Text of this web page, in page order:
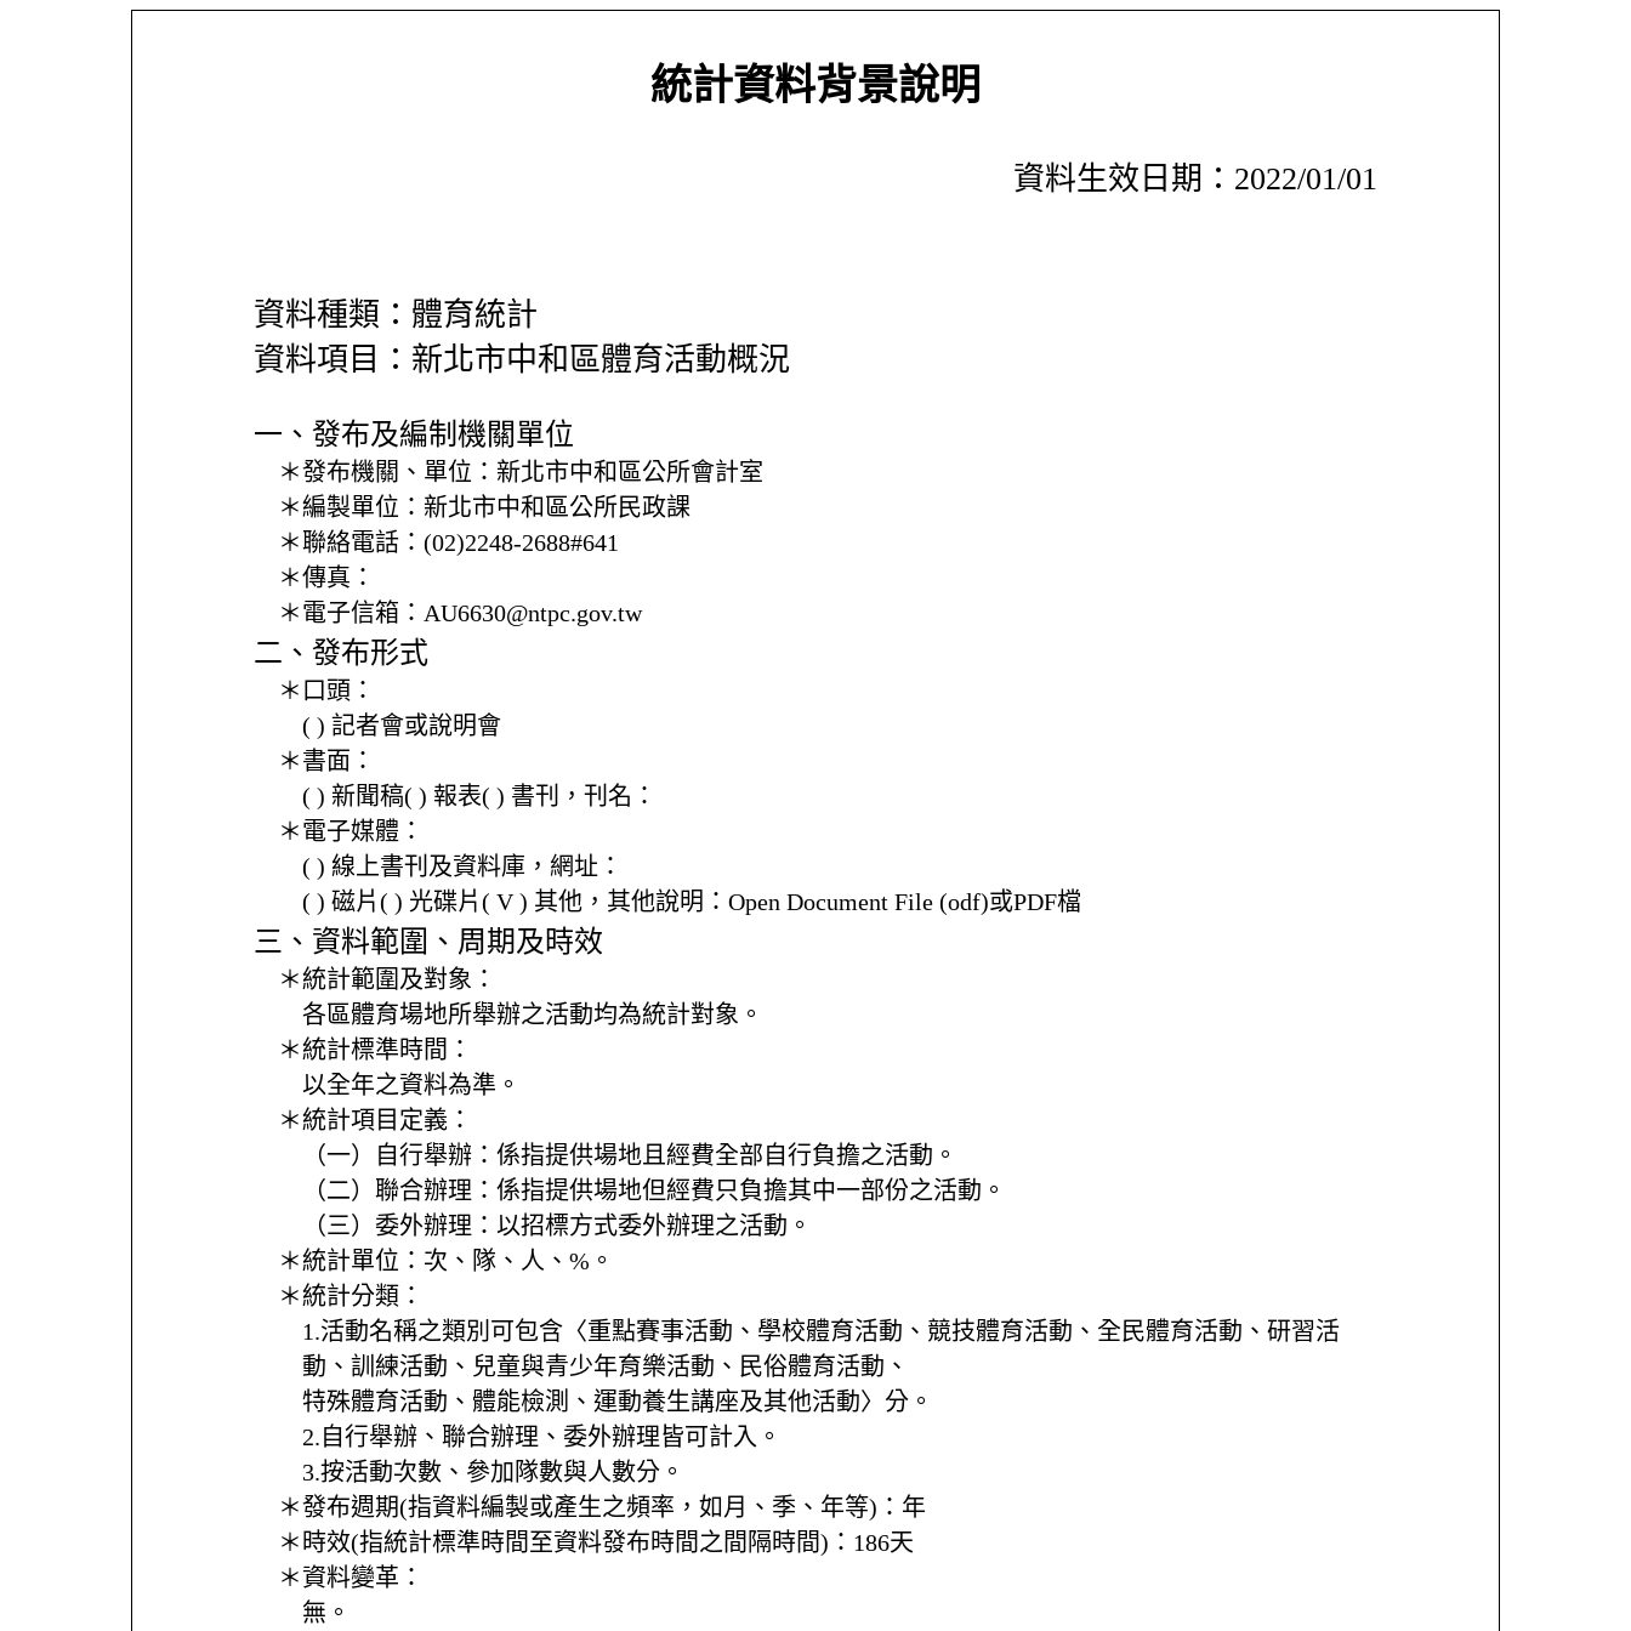
統計資料背景說明
資料生效日期：2022/01/01
資料種類：體育統計
資料項目：新北市中和區體育活動概況
一、發布及編制機關單位
＊發布機關、單位： 新北市中和區公所會計室
＊編製單位： 新北市中和區公所民政課
＊聯絡電話： (02)2248-2688#641
＊傳真：
＊電子信箱： AU6630@ntpc.gov.tw
二、發布形式
＊口頭：
( ) 記者會或說明會
＊書面：
( ) 新聞稿( ) 報表( ) 書刊，刊名：
＊電子媒體：
( ) 線上書刊及資料庫，網址：
( ) 磁片( ) 光碟片( V ) 其他， 其他說明： Open Document File (odf)或PDF檔
三、資料範圍、周期及時效
＊統計範圍及對象：
各區體育場地所舉辦之活動均為統計對象。
＊統計標準時間：
以全年之資料為準。
＊統計項目定義：
（一）自行舉辦：係指提供場地且經費全部自行負擔之活動。
（二）聯合辦理：係指提供場地但經費只負擔其中一部份之活動。
（三）委外辦理：以招標方式委外辦理之活動。
＊統計單位： 次、隊、人、%。
＊統計分類：
1.活動名稱之類別可包含〈重點賽事活動、學校體育活動、競技體育活動、全民體育活動、研習活
動、訓練活動、兒童與青少年育樂活動、民俗體育活動、
特殊體育活動、體能檢測、運動養生講座及其他活動〉分。
2.自行舉辦、聯合辦理、委外辦理皆可計入。
3.按活動次數、參加隊數與人數分。
＊發布週期(指資料編製或產生之頻率，如月、季、年等)： 年
＊時效(指統計標準時間至資料發布時間之間隔時間)： 186天
＊資料變革：
無。